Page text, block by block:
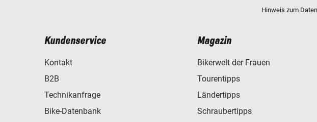
Hinweis zum
Kundenservice
Kontakt
B2B
Technikanfrage
Bike-Datenbank
Magazin
Bikerwelt der Frauen
Tourentipps
Ländertipps
Schraubertipps